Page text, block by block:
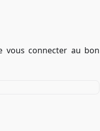
vous connecter au bon